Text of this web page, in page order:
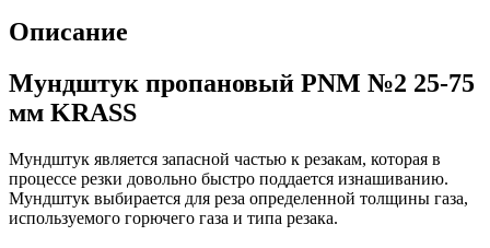
Описание
Мундштук пропановый PNM №2 25-75
мм KRASS
Мундштук является запасной частью к резакам, которая в
процессе резки довольно быстро поддается изнашиванию.
Мундштук выбирается для реза определенной толщины газа,
используемого горючего газа и типа резака.